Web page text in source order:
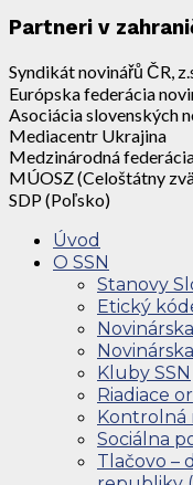
Partneri v
Syndikát novinářů ČR,
Európska federácia
Asociácia slovenských
Mediacentr Ukrajina
Medzinárodná
MÚOSZ (Celoštátny
SDP (Poľsko)
Úvod
O SSN
Stanovy
Etický
Kluby SSN
Riadiace
Kontrolná
Sociálna
Tlačovo –